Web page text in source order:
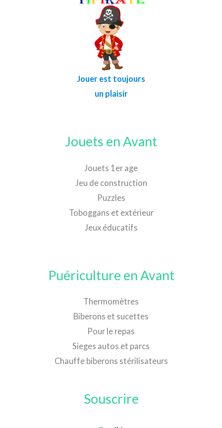
Jouer est toujours
un plaisir
Jouets en Avant
Jouets 1er age
Jeu de construction
Puzzles
Toboggans et extérieur
Jeux éducatifs
Puériculture en Avant
Thermomètres
Biberons et sucettes
Pour le repas
Sieges autos et parcs
Chauffe biberons stérilisateurs
Souscrire